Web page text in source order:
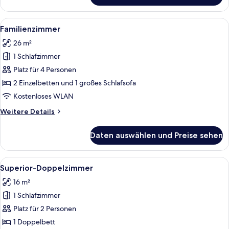
Double
Room
Alle
Fotos
für
Familienzimmer
anzeigen
Ein Hotelzimmer mit einem großen
7
Familienzimmer
26 m²
1 Schlafzimmer
Platz für 4 Personen
2 Einzelbetten und 1 großes Schlafsofa
Kostenloses WLAN
Weitere Details
Weitere
Daten auswählen und Preise sehen
Alle
Fotos
für
Superior-
Doppelzimmer
anzeigen
Ein Hotelzimmer mit Bett,
4
Superior-Doppelzimmer
16 m²
1 Schlafzimmer
Platz für 2 Personen
1 Doppelbett